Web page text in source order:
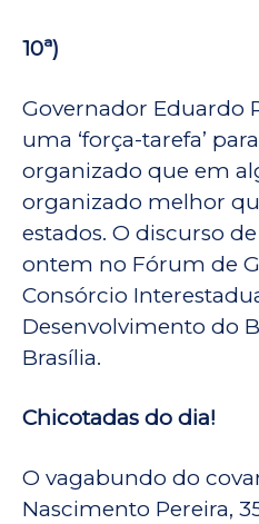
10ª)
Governador Eduardo
uma ‘força-tarefa’
organizado que em
organizado melhor
estados. O discurso
ontem no Fórum de
Consórcio
Desenvolvimento do
Brasília.
Chicotadas do dia!
O vagabundo do
Nascimento Pereira,